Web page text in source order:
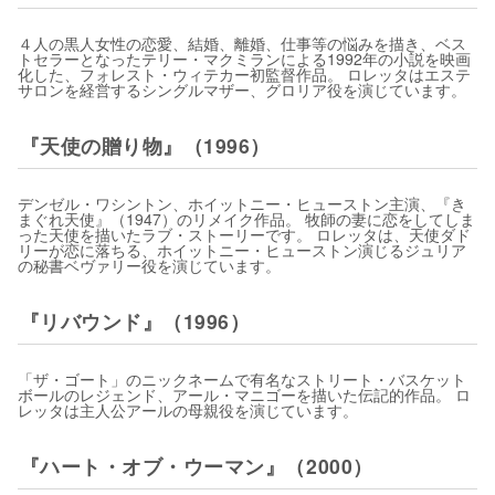
４人の黒人女性の恋愛、結婚、離婚、仕事等の悩みを描き、ベス
トセラーとなったテリー・マクミランによる1992年の小説を映画
化した、フォレスト・ウィテカー初監督作品。 ロレッタはエステ
サロンを経営するシングルマザー、グロリア役を演じています。
『天使の贈り物』（1996）
デンゼル・ワシントン、ホイットニー・ヒューストン主演、『き
まぐれ天使』（1947）のリメイク作品。 牧師の妻に恋をしてしま
った天使を描いたラブ・ストーリーです。 ロレッタは、天使ダド
リーが恋に落ちる、ホイットニー・ヒューストン演じるジュリア
の秘書ベヴァリー役を演じています。
『リバウンド』（1996）
「ザ・ゴート」のニックネームで有名なストリート・バスケット
ボールのレジェンド、アール・マニゴーを描いた伝記的作品。 ロ
レッタは主人公アールの母親役を演じています。
『ハート・オブ・ウーマン』（2000）